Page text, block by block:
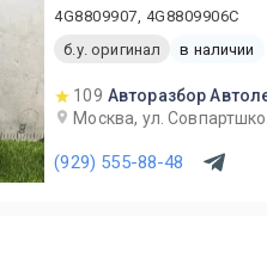
4G8809907, 4G8809906C
б.у. оригинал
в наличии
109 Авторазбор
Москва, ул.
(929) 555-88-48